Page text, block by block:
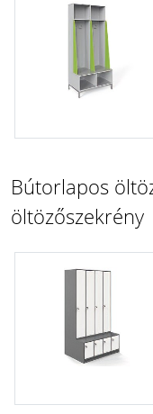
Bútorlapos
öltözőszekrény